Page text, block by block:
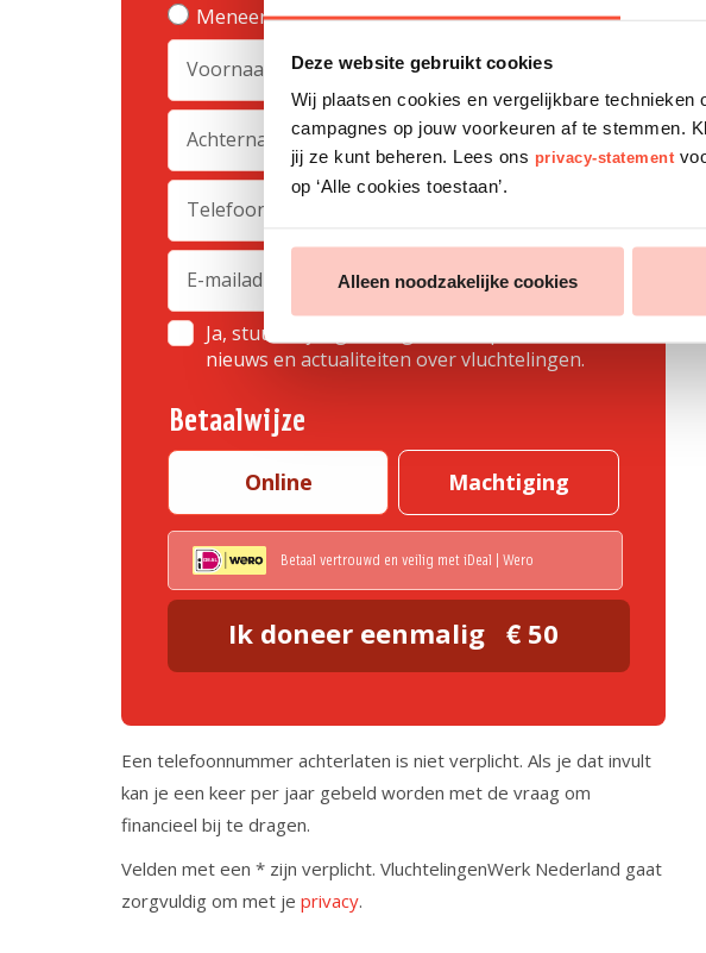
Deze website gebruikt cookies
Wij plaatsen cookies en vergelijkbare
campagnes op jouw voorkeuren af te stemmen.
jij ze kunt beheren. Lees ons privacy-statement
op ‘Alle cookies toestaan’.
Alleen noodzakelijke cookies
Meneer Mevrouw X Privé
Ja, stuur mij regelmatig e-mail updates met
nieuws en actualiteiten over vluchtelingen.
Betaalwijze
Online Machtiging
Betaal vertrouwd en veilig met iDeal | Wero
Ik doneer eenmalig 50
Een telefoonnummer achterlaten is niet verplicht. Als je dat invult
kan je een keer per jaar gebeld worden met de vraag om
financieel bij te dragen.
Velden met een * zijn verplicht. VluchtelingenWerk Nederland gaat
zorgvuldig om met je privacy.